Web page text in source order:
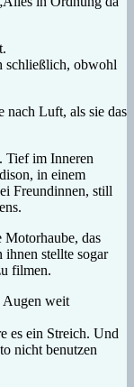
schließlich, obwohl
nach Luft, als sie das
Tief im Inneren
in einem
Freundinnen, still
Motorhaube, das
stellte sogar
filmen.
Augen weit
es ein Streich. Und
nicht benutzen